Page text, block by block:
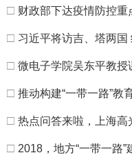
□ 财政部下达疫情防控
□ 习近平将访吉、塔两国
□ 微电子学院吴东平教
□ 推动构建“一带一路”教
□ 热点问答来啦，上海高
□ 2018，地方“一带一路”